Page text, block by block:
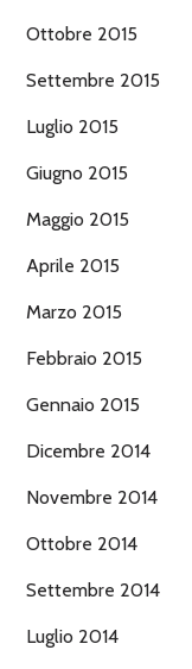
Ottobre 2015
Settembre 2015
Luglio 2015
Giugno 2015
Maggio 2015
Aprile 2015
Marzo 2015
Febbraio 2015
Gennaio 2015
Dicembre 2014
Novembre 2014
Ottobre 2014
Settembre 2014
Luglio 2014